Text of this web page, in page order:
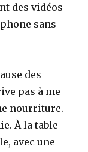
des vidéos
sans
des
pas à me
nourriture.
À la table
avec une